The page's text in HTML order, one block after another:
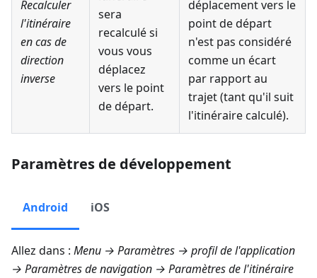
Recalculer
l'itinéraire
en cas de
direction
inverse
sera
recalculé si
vous vous
déplacez
vers le point
de départ.
déplacement vers le
point de départ
n'est pas considéré
comme un écart
par rapport au
trajet (tant qu'il suit
l'itinéraire calculé).
Paramètres de développement
Android iOS
Allez dans : Menu → Paramètres → profil de l'application
→ Paramètres de navigation → Paramètres de l'itinéraire